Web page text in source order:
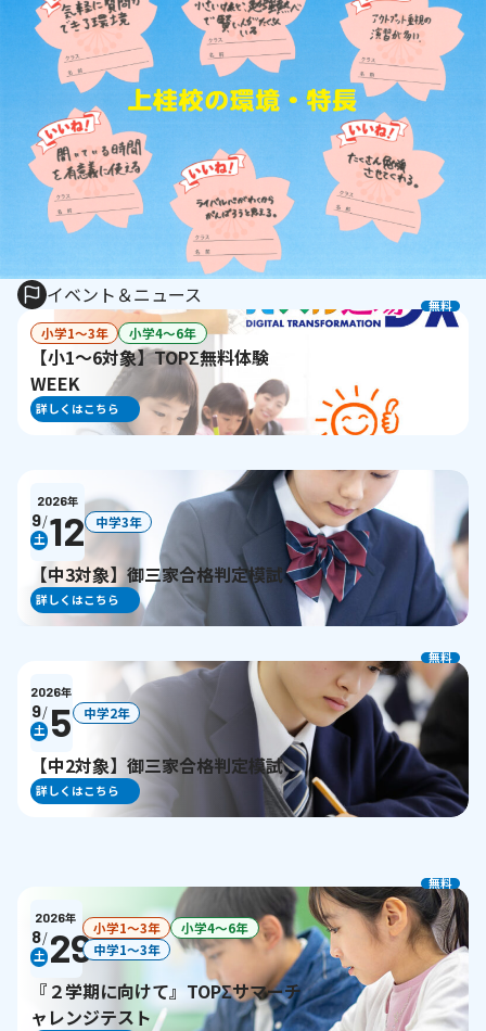
イベント＆ニュース
小学1〜3年 小学4〜6年
【小1～6対象】TOPΣ無料体験
WEEK
詳しくはこちら
無料
2026年
9/12
土
中学3年
【中3対象】御三家合格判定模試
詳しくはこちら
2026年
9/ 5
土
中学2年
【中2対象】御三家合格判定模試
詳しくはこちら
無料
2026年
8/ 29
土
小学1〜3年
小学4〜6年
中学1〜3年
『２学期に向けて』TOPΣサマーチ
ャレンジテスト
無料